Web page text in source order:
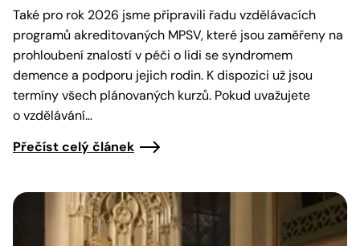
Také pro rok 2026 jsme připravili řadu vzdělávacích
programů akreditovaných MPSV, které jsou zaměřeny na
prohloubení znalostí v péči o lidi se syndromem
demence a podporu jejich rodin. K dispozici už jsou
termíny všech plánovaných kurzů. Pokud uvažujete
o vzdělávání…
Přečíst celý článek